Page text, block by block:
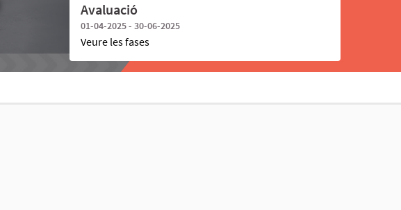
Avaluació
01-04-2025 - 30-06-2025
Veure les fases